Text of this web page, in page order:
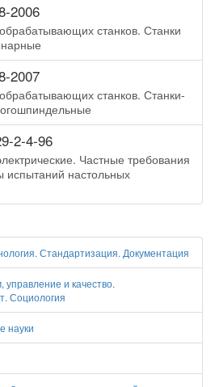
2006
станков. Станки
2007
станков. Станки-
2-4-96
Частные требования
испытаний настольных
Стандартизация. Документация
и качество.
Социология
науки